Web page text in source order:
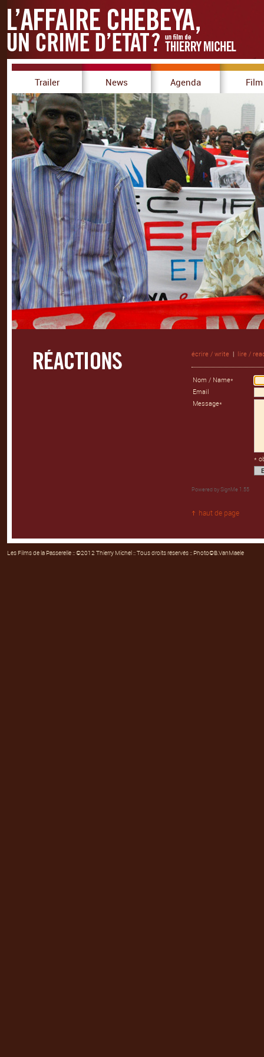
Trailer News Agenda Film
écrire / write | lire /
Nom / Name*
Email
Message*
*
Powered by SignMe 1.55
haut de page
Les Films de la Passerelle:: ©2012 Thierry Michel :: Tous droits réservés :: Photo©B.VanMaele